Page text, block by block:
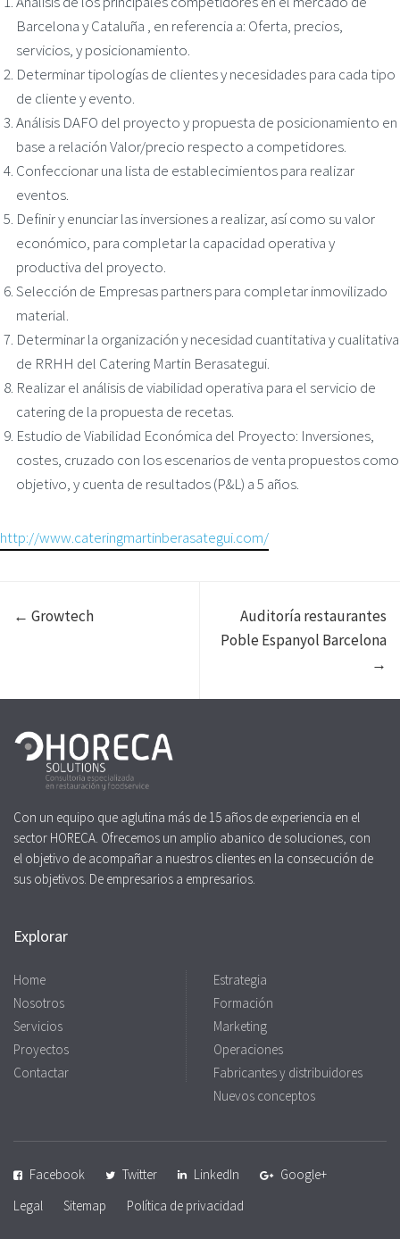
Barcelona y Cataluña , en referencia a: Oferta, precios,
servicios, y posicionamiento.
Determinar tipologías de clientes y necesidades para cada tipo
de cliente y evento.
Análisis DAFO del proyecto y propuesta de posicionamiento en
base a relación Valor/precio respecto a competidores.
Confeccionar una lista de establecimientos para realizar
eventos.
Definir y enunciar las inversiones a realizar, así como su valor
económico, para completar la capacidad operativa y
productiva del proyecto.
Selección de Empresas partners para completar inmovilizado
material.
Determinar la organización y necesidad cuantitativa y cualitativa
de RRHH del Catering Martin Berasategui.
Realizar el análisis de viabilidad operativa para el servicio de
catering de la propuesta de recetas.
Estudio de Viabilidad Económica del Proyecto: Inversiones,
costes, cruzado con los escenarios de venta propuestos como
objetivo, y cuenta de resultados (P&L) a 5 años.
http://www.cateringmartinberasategui.com/
← Growtech
Auditoría restaurantes
Poble Espanyol Barcelona
→
Con un equipo que aglutina más de 15 años de experiencia en el
sector HORECA. Ofrecemos un amplio abanico de soluciones, con
el objetivo de acompañar a nuestros clientes en la consecución de
sus objetivos. De empresarios a empresarios.
Explorar
Home
Nosotros
Servicios
Proyectos
Contactar
Estrategia
Formación
Marketing
Operaciones
Fabricantes y distribuidores
Nuevos conceptos
Facebook Twitter LinkedIn
Google+
Legal
Sitemap Política de privacidad